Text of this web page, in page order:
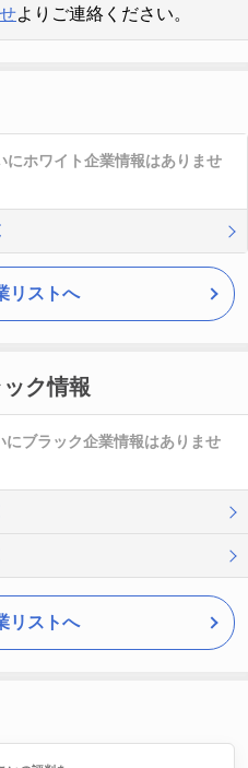
よりご連絡ください。
にホワイト企業情報はありませ
リストへ
ク情報
ブラック企業情報はありませ
リストへ